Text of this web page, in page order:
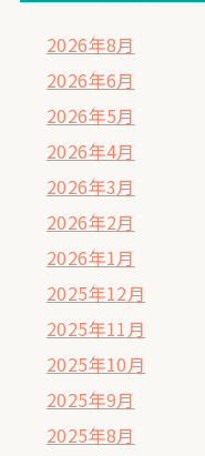
2026年8月
2026年6月
2026年5月
2026年4月
2026年3月
2026年2月
2026年1月
2025年12月
2025年11月
2025年10月
2025年9月
2025年8月